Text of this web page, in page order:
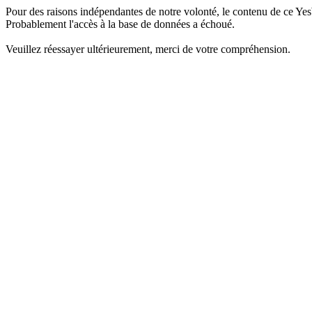
Pour des raisons indépendantes de notre volonté, le contenu de ce
Probablement l'accès à la base de données a échoué.
Veuillez réessayer ultérieurement, merci de votre compréhension.